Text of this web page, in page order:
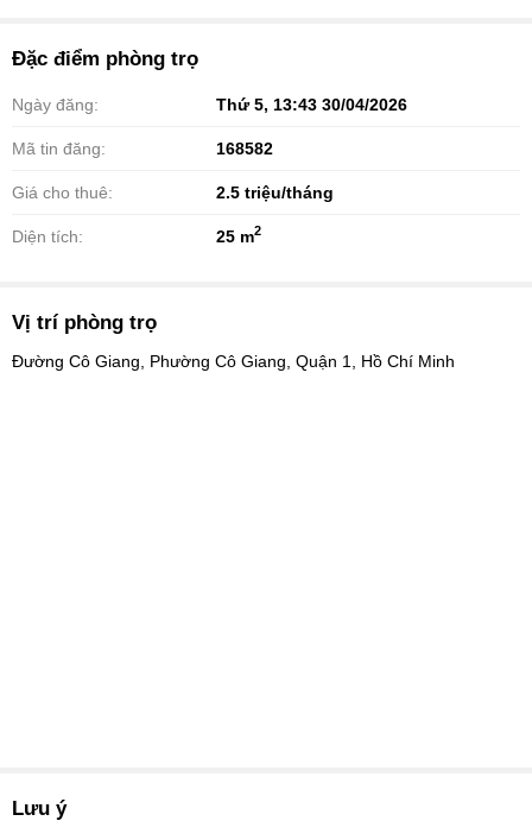
Đặc điểm phòng trọ
Ngày đăng: Thứ 5, 13:43 30/04/2026
Mã tin đăng: 168582
Giá cho thuê: 2.5 triệu/tháng
Diện tích: 25 m2
Vị trí phòng trọ
Đường Cô Giang, Phường Cô Giang, Quận 1, Hồ Chí Minh
Lưu ý